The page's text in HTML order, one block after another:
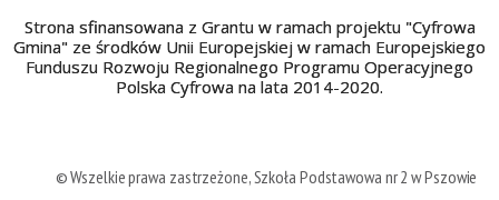
Strona sfinansowana z Grantu w ramach projektu "Cyfrowa
Gmina" ze środków Unii Europejskiej w ramach Europejskiego
Funduszu Rozwoju Regionalnego Programu Operacyjnego
Polska Cyfrowa na lata 2014-2020.
© Wszelkie prawa zastrzeżone, Szkoła Podstawowa nr 2 w Pszowie